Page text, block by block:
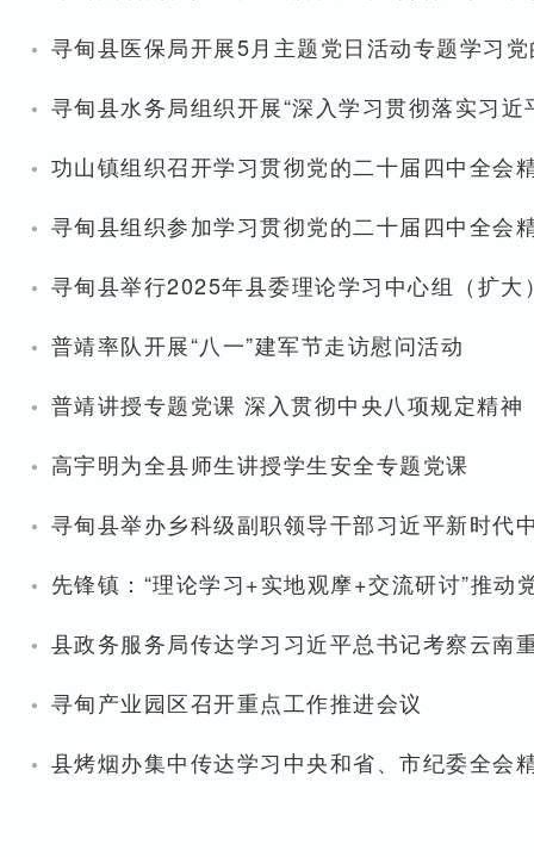
· 寻甸县医保局开展5月主题党日活动专题学习
· 寻甸县水务局组织开展“深入学习贯彻落实习
· 功山镇组织召开学习贯彻党的二十届四中全会
· 寻甸县组织参加学习贯彻党的二十届四中全会
· 寻甸县举行2025年县委理论学习中心组（扩
· 普靖率队开展“八一”建军节走访慰问活动
· 普靖讲授专题党课 深入贯彻中央八项规定精神
· 高宇明为全县师生讲授学生安全专题党课
· 寻甸县举办乡科级副职领导干部习近平新时代
· 先锋镇：“理论学习+实地观摩+交流研讨”推动
· 县政务服务局传达学习习近平总书记考察云南
· 寻甸产业园区召开重点工作推进会议
· 县烤烟办集中传达学习中央和省、市纪委全会